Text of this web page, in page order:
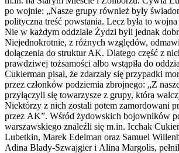
po wojnie: „Nasze grupy również były
polityczna treść powstania. Lecz była to
Nie w każdym oddziale Żydzi byli jednak
Niejednokrotnie, z różnych względów,
dołączenia do struktur AK. Dlatego część z
prawdziwej tożsamości albo wstąpiła do
Cukierman pisał, że zdarzały się przypadki
przez członków podziemia zbrojnego: „Z
przyłączyli się towarzysze z grupy, która
Niektórzy z nich zostali potem zamordowani
przez AK”. Wśród żydowskich bojowników
warszawskiego znaleźli się m.in. Icchak
Lubetkin, Marek Edelman oraz Samuel
Adina Blady-Szwajgier i Alina Margolis,